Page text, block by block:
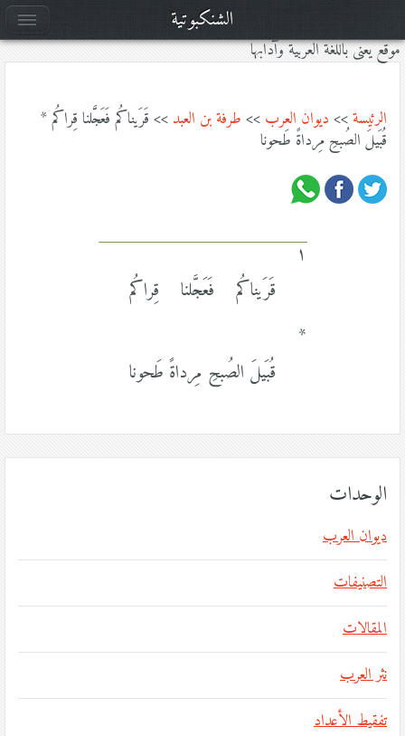
موقع يعنى باللغة العربية وآدابها
الرئيسة>> ديوان العرب >> طرفة بن العبد >> قَرَيناكُم فَعَجَّلنا قِراكُم *
قُبَيلَ الصُبحِ مِرداةً طَحونا
١
قَرَيناكُم فَعَجَّلنا قِراكُم
*
قُبَيلَ الصُبحِ مِرداةً طَحونا
الوحدات
ديوان العرب
التصنيفات
المقالات
نثر العرب
تفقيط الأعداد
الشنكبوتية